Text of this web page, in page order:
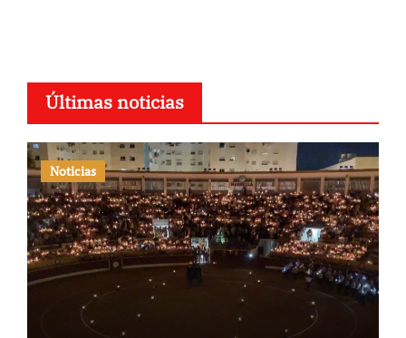
Últimas noticias
Noticias